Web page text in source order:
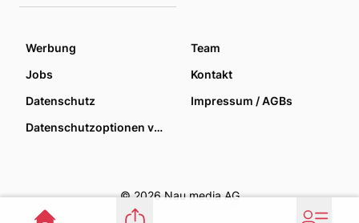
Werbung
Team
Jobs
Kontakt
Datenschutz
Impressum / AGBs
Datenschutzoptionen verwalten
© 2026 Nau media AG